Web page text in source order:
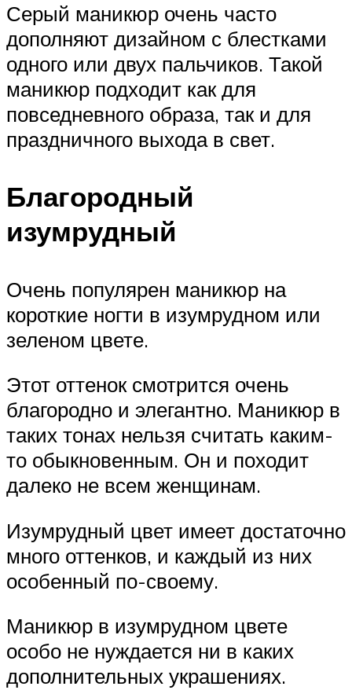
Серый маникюр очень часто
дополняют дизайном с блестками
одного или двух пальчиков. Такой
маникюр подходит как для
повседневного образа, так и для
праздничного выхода в свет.
Благородный
изумрудный
Очень популярен маникюр на
короткие ногти в изумрудном или
зеленом цвете.
Этот оттенок смотрится очень
благородно и элегантно. Маникюр в
таких тонах нельзя считать каким-
то обыкновенным. Он и походит
далеко не всем женщинам.
Изумрудный цвет имеет достаточно
много оттенков, и каждый из них
особенный по-своему.
Маникюр в изумрудном цвете
особо не нуждается ни в каких
дополнительных украшениях.